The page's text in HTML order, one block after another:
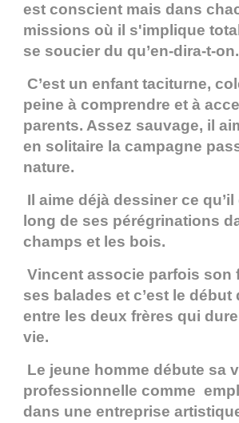
est conscient mais dans
missions où il s'implique
se soucier du qu’en-dira-t-on.
C’est un enfant taciturne,
peine à comprendre et à
parents. Assez sauvage, il
en solitaire la campagne
nature.
Il aime déjà dessiner ce
long de ses pérégrinations
champs et les bois.
Vincent associe parfois son
ses balades et c’est le début
entre les deux frères qui
vie.
Le jeune homme débute sa
professionnelle comme
dans une entreprise